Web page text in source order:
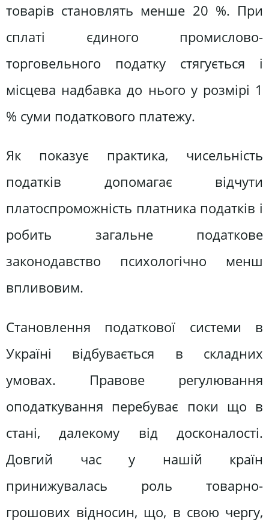
товарів становлять менше 20 %. При
сплаті єдиного промислово-
торговельного податку стягується і
місцева надбавка до нього у розмірі 1
% суми податкового платежу.
Як показує практика, чисельність
податків допомагає відчути
платоспроможність платника податків і
робить загальне податкове
законодавство психологічно менш
впливовим.
Становлення податкової системи в
Україні відбувається в складних
умовах. Правове регулювання
оподаткування перебуває поки що в
стані, далекому від досконалості.
Довгий час у нашій країн
принижувалась роль товарно-
грошових відносин, що, в свою чергу,